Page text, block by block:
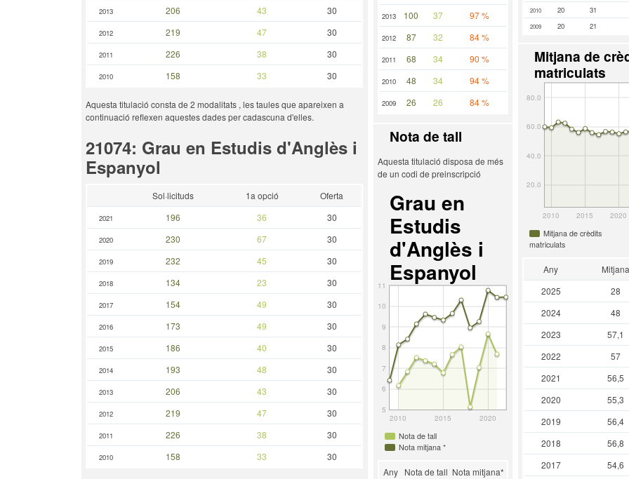
2010 20 31
2009 20 21
Mitjana de
matriculats
2010 2015 2020
20.0
40.0
60.0
80.0
Mitjana de crèdits
matriculats
Any
Mitjana
2025
28
2024
48
2023
57,1
2022
57
2021
56,5
2020
55,3
2019
56,4
2018
56,8
2017
54,6
2013 100 37 97 %
2012 87 32 84 %
2011 68 34 90 %
2010 48 34 94 %
2009 26 26 84 %
Nota de tall
Aquesta titulació disposa de més
de un codi de preinscripció
Grau en
Estudis
d'Anglès i
Espanyol
2010 2015 2020
5
6
7
8
9
10
11
Nota de tall
Nota mitjana *
Any Nota de tall Nota mitjana*
2013 206 43 30
2012 219 47 30
2011 226 38 30
2010 158 33 30
Aquesta titulació consta de 2 modalitats , les taules que apareixen a
continuació reflexen aquestes dades per cadascuna d'elles.
21074: Grau en Estudis d'Anglès i
Espanyol
Sol·licituds 1a opció Oferta
2021 196 36 30
2020 230 67 30
2019 232 45 30
2018 134 23 30
2017 154 49 30
2016 173 49 30
2015 186 40 30
2014 193 48 30
2013 206 43 30
2012 219 47 30
2011 226 38 30
2010 158 33 30